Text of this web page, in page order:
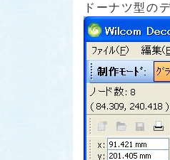
ドーナツ型の